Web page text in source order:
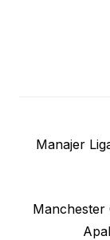
pos
Previous
Manajer
Next
Manchester